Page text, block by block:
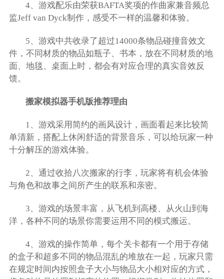
4、游戏配乐由荣获BAFTA奖项的作曲家兼音频总
监Jeff van Dyck制作，感受不一样的温馨和体验。
5、游戏中共收录了超过14000条物品碰撞音效文
件，不同材质的物品如瓶子、书本，放在不同材质的地
面、地毯、桌面上时，都会有对应合理的真实音效反
馈。
搬家模拟器手机版推荐理由
1、游戏采用简约的画风设计，画面看起来比较简
单清新，搭配上休闲舒适的背景音乐，可以给玩家一种
十分解压的游戏体验。
2、通过收拾八次搬家的行李，玩家将有机会体验
与角色和故事之间所产生的联系和亲密。
3、游戏的场景丰富，从飞机到高楼、从火山到海
洋，各种不同的场景你需要运用不同的模式搬运。
4、游戏的操作简单，每个关卡都有一个用于存储
的盒子和超多不同的物品混乱的堆放在一起，玩家只需
在规定时间内按照盒子大小与物品大小相对应的方式，